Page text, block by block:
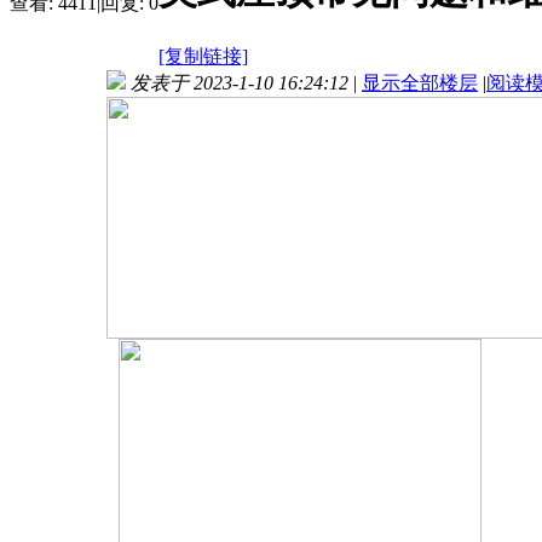
[复制链接]
发表于 2023-1-10 16:24:12 | 显示全部楼层 |阅读